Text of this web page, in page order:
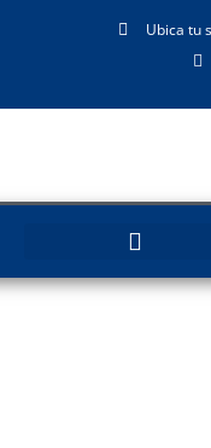
Ubica tu